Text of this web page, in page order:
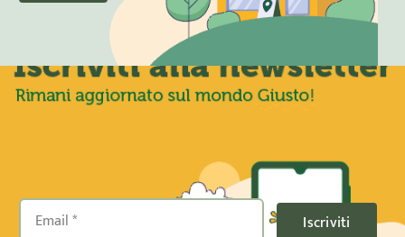
Iscriviti